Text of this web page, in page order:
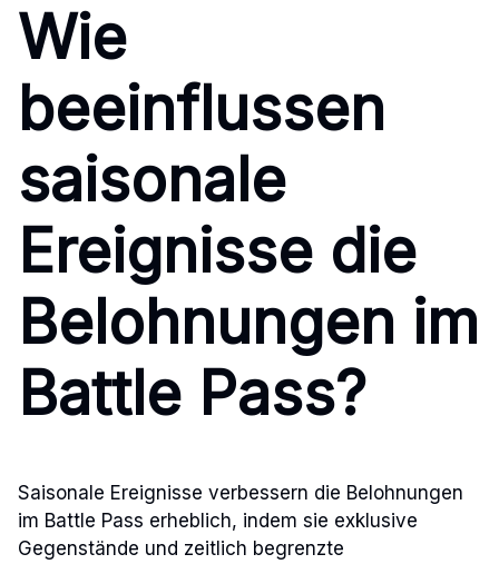
Wie
beeinflussen
saisonale
Ereignisse die
Belohnungen im
Battle Pass?
Saisonale Ereignisse verbessern die Belohnungen
im Battle Pass erheblich, indem sie exklusive
Gegenstände und zeitlich begrenzte